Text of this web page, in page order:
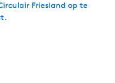
Friesland op te